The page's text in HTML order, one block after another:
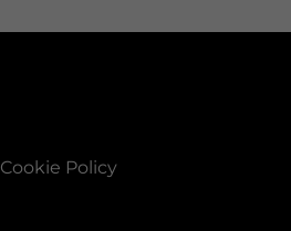
Cookie Policy